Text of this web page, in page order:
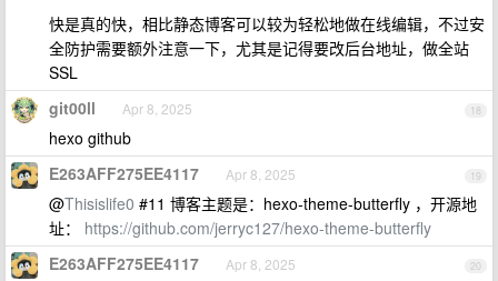
快是真的快，相比静态博客可以较为轻松地做在线编辑，不过安
全防护需要额外注意一下，尤其是记得要改后台地址，做全站
SSL
18
git00ll Apr 8, 2025
hexo github
19
E263AFF275EE4117 Apr 8, 2025
@Thisislife0 #11 博客主题是：hexo-theme-butterfly ，开源地
址： https://github.com/jerryc127/hexo-theme-butterfly
20
E263AFF275EE4117 Apr 8, 2025